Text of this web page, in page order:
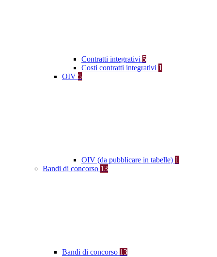
Contratti integrativi 5
Costi contratti integrativi 1
OIV 5
OIV (da pubblicare in tabelle) 1
Bandi di concorso 13
Bandi di concorso 13